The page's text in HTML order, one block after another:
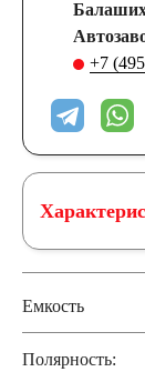
+7
Емкость
Полярность: